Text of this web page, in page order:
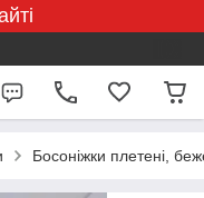
Босоніжки плетені,